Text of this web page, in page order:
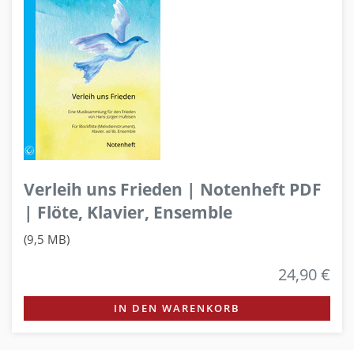
Verleih uns Frieden | Notenheft PDF
| Flöte, Klavier, Ensemble
(9,5 MB)
24,90 €
IN DEN WARENKORB